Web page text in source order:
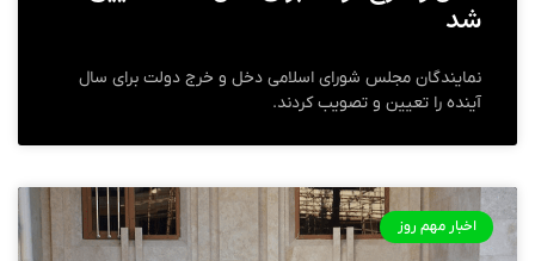
شد
نمایندگان مجلس شورای اسلامی دخل و خرج دولت برای سال
آینده را تعیین و تصویب کردند.
اخبار مهم روز